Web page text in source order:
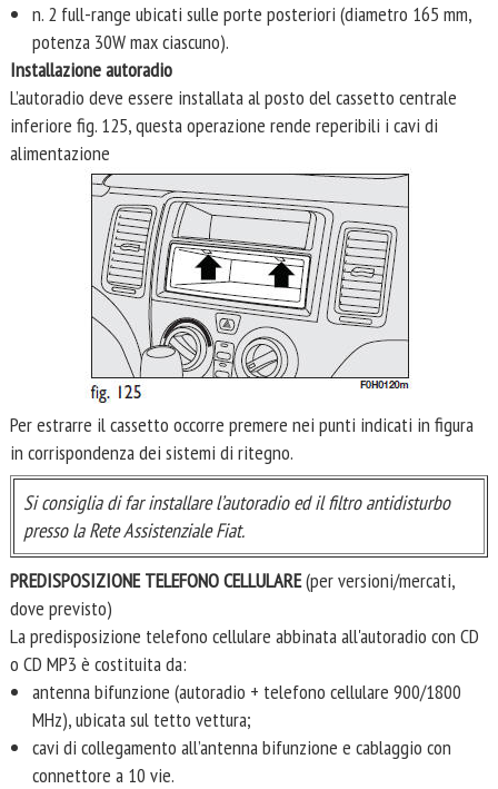
n. 2 full-range ubicati sulle porte posteriori (diametro 165 mm,
potenza 30W max ciascuno).
Installazione autoradio
L’autoradio deve essere installata al posto del cassetto centrale
inferiore fig. 125, questa operazione rende reperibili i cavi di
alimentazione
Per estrarre il cassetto occorre premere nei punti indicati in figura
in corrispondenza dei sistemi di ritegno.
Si consiglia di far installare l’autoradio ed il filtro antidisturbo
presso la Rete Assistenziale Fiat.
PREDISPOSIZIONE TELEFONO CELLULARE(per versioni/mercati,
dove previsto)
La predisposizione telefono cellulare abbinata all'autoradio con CD
o CD MP3 è costituita da:
antenna bifunzione (autoradio + telefono cellulare 900/1800
MHz), ubicata sul tetto vettura;
cavi di collegamento all’antenna bifunzione e cablaggio con
connettore a 10 vie.